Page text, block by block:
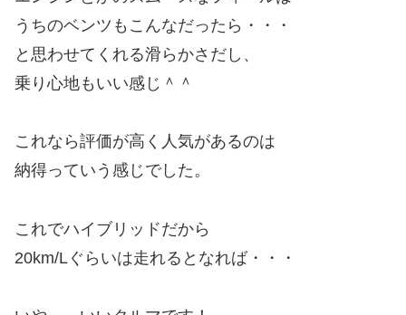
うちのベンツもこんなだったら・・・
と思わせてくれる滑らかさだし、
乗り心地もいい感じ＾＾
これなら評価が高く人気があるのは
納得っていう感じでした。
これでハイブリッドだから
20km/Lぐらいは走れるとなれば・・・